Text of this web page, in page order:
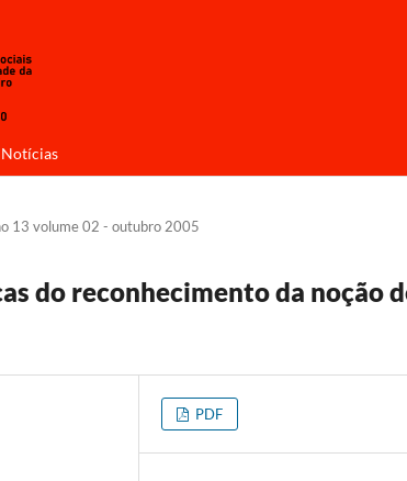
Notícias
13 volume 02 - outubro 2005
do reconhecimento da noção
PDF